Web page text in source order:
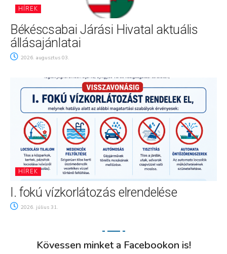
HÍREK
Békéscsabai Járási Hivatal aktuális
állásajánlatai
2026. augusztus 03.
HÍREK
I. fokú vízkorlátozás elrendelése
2026. július 31.
Kövessen minket a Facebookon is!